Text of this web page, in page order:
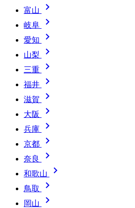
富山 
岐阜 
愛知 
山梨 
三重 
福井 
滋賀 
大阪 
兵庫 
京都 
奈良 
和歌山 
鳥取 
岡山 